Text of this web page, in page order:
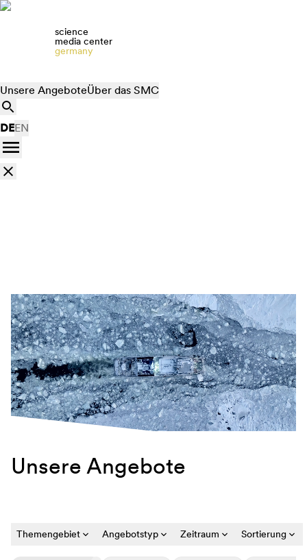
science
media center
germany
Unsere AngeboteÜber das SMC
DEEN
Unsere Angebote
Themengebiet Angebotstyp Zeitraum Sortierung